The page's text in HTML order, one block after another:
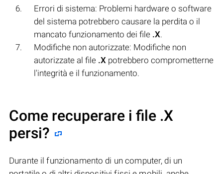
Errori di sistema: Problemi hardware o software
del sistema potrebbero causare la perdita o il
mancato funzionamento dei file .X.
Modifiche non autorizzate: Modifiche non
autorizzate al file .X potrebbero comprometterne
l'integrità e il funzionamento.
Come recuperare i file .X
persi?
Durante il funzionamento di un computer, di un